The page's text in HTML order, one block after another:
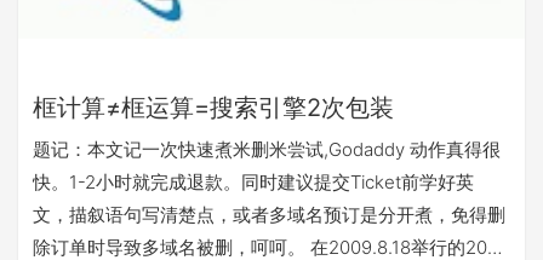
框计算≠框运算=搜索引擎2次包装
题记：本文记一次快速煮米删米尝试,Godaddy 动作真得很
快。1-2小时就完成退款。同时建议提交Ticket前学好英
文，描叙语句写清楚点，或者多域名预订是分开煮，免得删
除订单时导致多域名被删，呵呵。 在2009.8.18举行的2009